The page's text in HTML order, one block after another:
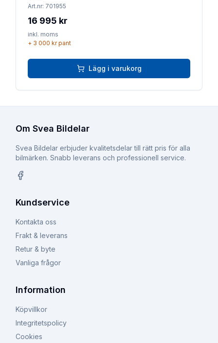
Art.nr: 701955
16 995 kr
inkl. moms
+ 3 000 krpant
Lägg i varukorg
Om Svea Bildelar
Svea Bildelar erbjuder kvalitetsdelar till rätt pris för alla
bilmärken. Snabb leverans och professionell service.
Kundservice
Kontakta oss
Frakt & leverans
Retur & byte
Vanliga frågor
Information
Köpvillkor
Integritetspolicy
Cookies